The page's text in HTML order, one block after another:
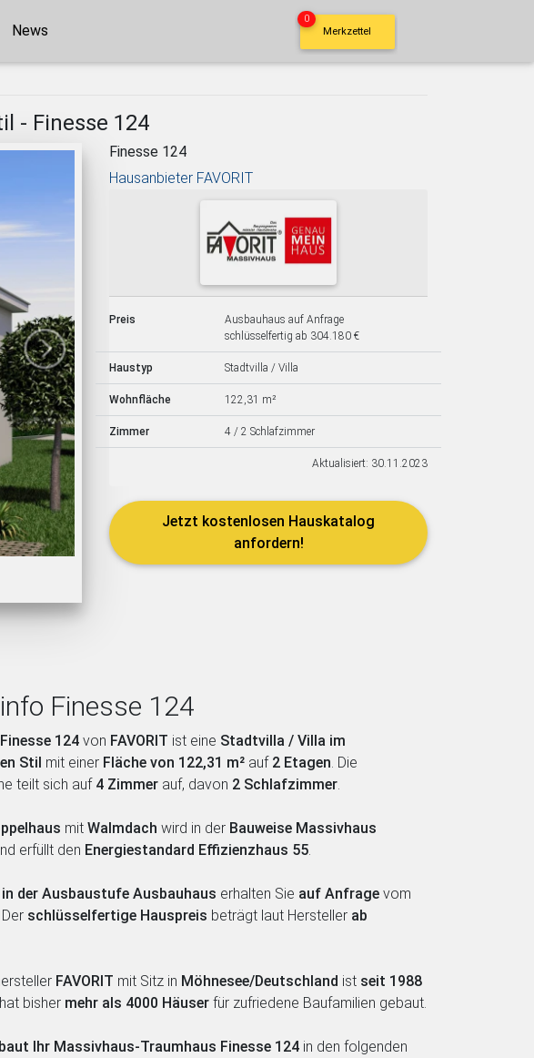
Assistent,
News
- Finesse 124
Finesse 124
Hausanbieter FAVORIT
Preis
Ausbauhaus auf Anfrage
schlüsselfertig ab 304.180 €
Haustyp Stadtvilla / Villa
Wohnfläche 122,31 m²
Zimmer 4 / 2 Schlafzimmer
Aktualisiert: 30.11.2023
Jetzt kostenlosen Hauskatalog
anfordern!
Finesse 124
Finesse 124 von FAVORIT ist eine Stadtvilla / Villa im
Stil mit einer Fläche von 122,31 m² auf 2 Etagen . Die
teilt sich auf 4 Zimmer auf, davon 2 Schlafzimmer
mit Walmdach wird in der Bauweise Massivhaus
erfüllt den Energiestandard Effizienzhaus 55
in der Ausbaustufe Ausbauhaus erhalten Sie auf Anfrage vom
schlüsselfertige Hauspreis beträgt laut Hersteller ab
FAVORIT mit Sitz in Möhnesee/Deutschland ist seit 1988
bisher mehr als 4000 Häuser für zufriedene Baufamilien gebaut.
baut Ihr Massivhaus-Traumhaus Finesse 124 in den folgenden
Merkzettel
0